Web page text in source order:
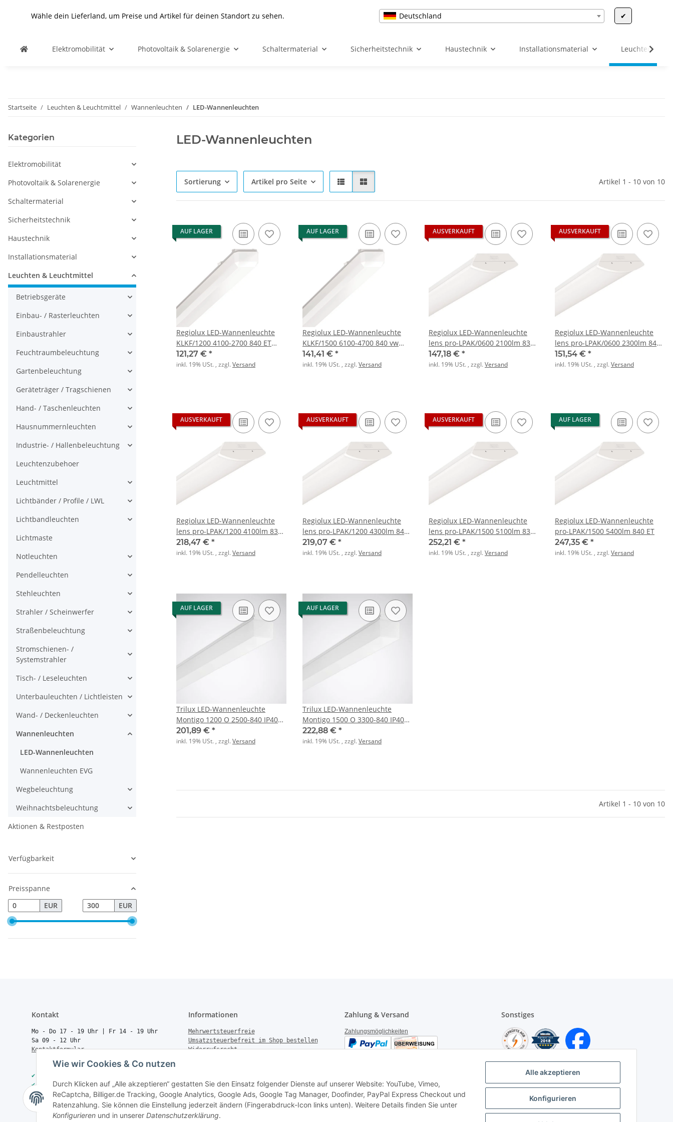
Alle akzeptieren
Konfigurieren
Wie wir Cookies & Co nutzen
Durch Klicken auf „Alle akzeptieren“ gestatten Sie den Einsatz folgender Dienste auf unserer Website: YouTube, Vimeo,
ReCaptcha, Billiger.de Tracking, Google Analytics, Google Ads, Google Tag Manager, Doofinder, PayPal Express Checkout und
Ratenzahlung. Sie können die Einstellung jederzeit ändern (Fingerabdruck-Icon links unten). Weitere Details finden Sie unter
Konfigurieren und in unserer Datenschutzerklärung.
Wähle dein Lieferland, um Preise und Artikel für deinen Standort zu sehen. Deutschland ✔
Elektromobilität Photovoltaik & Solarenergie Schaltermaterial Sicherheitstechnik Haustechnik Installationsmaterial Leuchten &
Startseite Leuchten & Leuchtmittel Wannenleuchten LED-Wannenleuchten
LED-Wannenleuchten
Sortierung Artikel pro Seite Artikel 1 - 10 von 10
AUF LAGER
Regiolux LED-Wannenleuchte
KLKF/1200 4100-2700 840 ET
multi IP50
121,27 € *
inkl. 19% USt. , zzgl.Versand
AUF LAGER
Regiolux LED-Wannenleuchte
KLKF/1500 6100-4700 840 vw
RAL 9016
141,41 € *
inkl. 19% USt. , zzgl.Versand
AUSVERKAUFT
Regiolux LED-Wannenleuchte
lens pro-LPAK/0600 2100lm 830
ET IP44 vw
147,18 € *
inkl. 19% USt. , zzgl.Versand
AUSVERKAUFT
Regiolux LED-Wannenleuchte
lens pro-LPAK/0600 2300lm 840
ET IP44 vw
151,54 € *
inkl. 19% USt. , zzgl.Versand
AUSVERKAUFT
Regiolux LED-Wannenleuchte
lens pro-LPAK/1200 4100lm 830
ET IP44 vw
218,47 € *
inkl. 19% USt. , zzgl.Versand
AUSVERKAUFT
Regiolux LED-Wannenleuchte
lens pro-LPAK/1200 4300lm 840
ET IP44 vw
219,07 € *
inkl. 19% USt. , zzgl.Versand
AUSVERKAUFT
Regiolux LED-Wannenleuchte
lens pro-LPAK/1500 5100lm 830
ET IP44 vw
252,21 € *
inkl. 19% USt. , zzgl.Versand
AUF LAGER
Regiolux LED-Wannenleuchte
pro-LPAK/1500 5400lm 840 ET
247,35 € *
inkl. 19% USt. , zzgl.Versand
AUF LAGER
Trilux LED-Wannenleuchte
Montigo 1200 O 2500-840 IP40
ET
201,89 € *
inkl. 19% USt. , zzgl.Versand
AUF LAGER
Trilux LED-Wannenleuchte
Montigo 1500 O 3300-840 IP40
ET
222,88 € *
inkl. 19% USt. , zzgl.Versand
Artikel 1 - 10 von 10
Kategorien
Elektromobilität
Photovoltaik & Solarenergie
Schaltermaterial
Sicherheitstechnik
Haustechnik
Installationsmaterial
Leuchten & Leuchtmittel
Betriebsgeräte
Einbau- / Rasterleuchten
Einbaustrahler
Feuchtraumbeleuchtung
Gartenbeleuchtung
Geräteträger / Tragschienen
Hand- / Taschenleuchten
Hausnummernleuchten
Industrie- / Hallenbeleuchtung
Leuchtenzubehoer
Leuchtmittel
Lichtbänder / Profile / LWL
Lichtbandleuchten
Lichtmaste
Notleuchten
Pendelleuchten
Stehleuchten
Strahler / Scheinwerfer
Straßenbeleuchtung
Stromschienen- /
Systemstrahler
Tisch- / Leseleuchten
Unterbauleuchten / Lichtleisten
Wand- / Deckenleuchten
Wannenleuchten
LED-Wannenleuchten
Wannenleuchten EVG
Wegbeleuchtung
Weihnachtsbeleuchtung
Aktionen & Restposten
Verfügbarkeit
Preisspanne
EUR
EUR
Kontakt
Mo - Do 17 - 19 Uhr | Fr 14 - 19 Uhr
Sa 09 - 12 Uhr
Kontaktformular
✔
✔
Trusted Shops zertifiziert
✔ Schneller Versand
✔ Persönliche Fachberatung
Informationen
Mehrwertsteuerfreie
Umsatzsteuerbefreit im Shop bestellen
Widerrufsrecht
Geld zurück Garantie
Über uns
FAQ
Zahlung & Versand
Zahlungsmöglichkeiten
Sonstiges